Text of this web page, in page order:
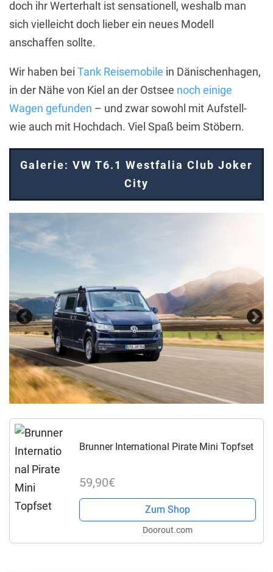
doch ihr Werterhalt ist sensationell, weshalb man
sich vielleicht doch lieber ein neues Modell
anschaffen sollte.
Wir haben bei Tank Reisemobile in Dänischenhagen,
in der Nähe von Kiel an der Ostsee noch einige
Wagen gefunden – und zwar sowohl mit Aufstell-
wie auch mit Hochdach. Viel Spaß beim Stöbern.
Galerie: VW T6.1 Westfalia Club Joker
City
Brunner International Pirate Mini Topfset
59,90€
Zum Shop
Doorout.com